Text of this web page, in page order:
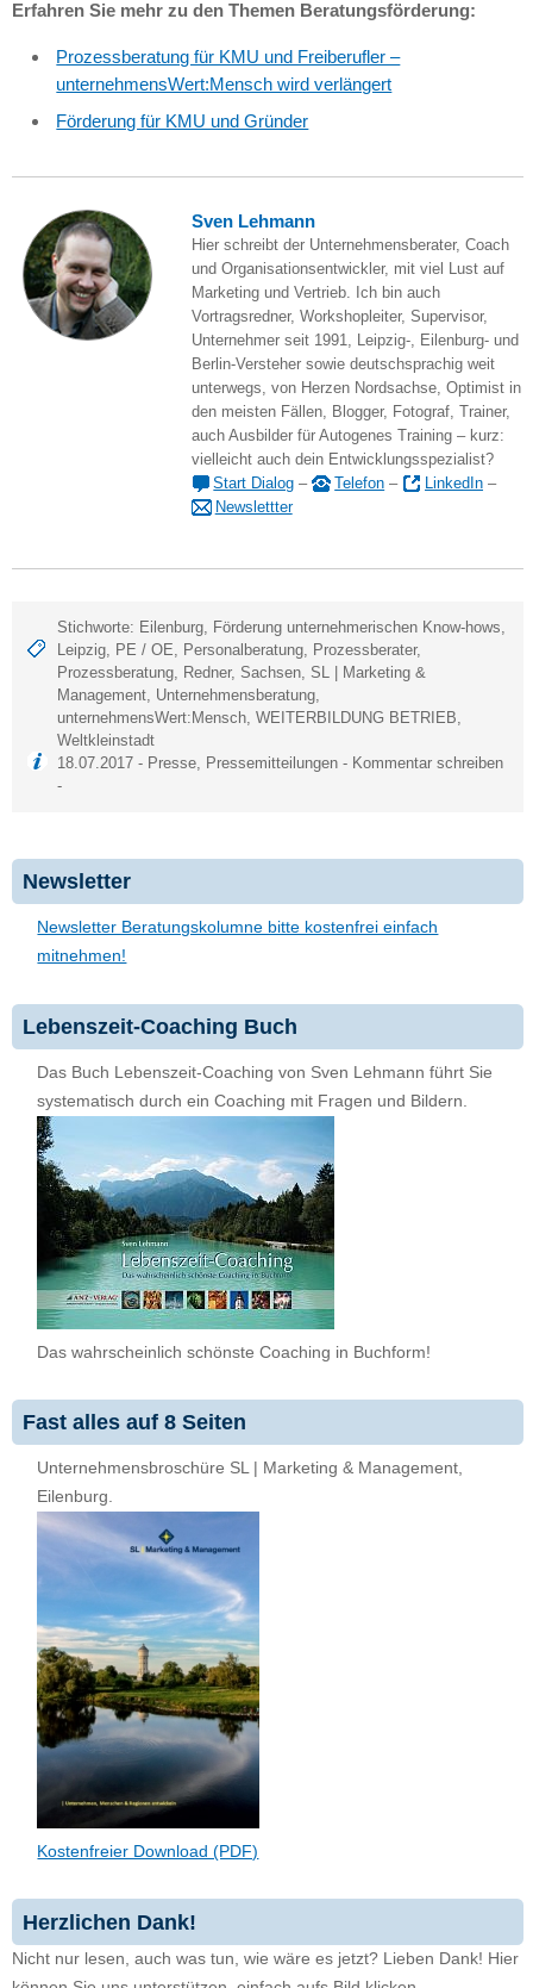
Erfahren Sie mehr zu den Themen Beratungsförderung:
Prozessberatung für KMU und Freiberufler –
unternehmensWert:Mensch wird verlängert
Förderung für KMU und Gründer
Sven Lehmann
Hier schreibt der Unternehmensberater, Coach
und Organisationsentwickler, mit viel Lust auf
Marketing und Vertrieb. Ich bin auch
Vortragsredner, Workshopleiter, Supervisor,
Unternehmer seit 1991, Leipzig-, Eilenburg- und
Berlin-Versteher sowie deutschsprachig weit
unterwegs, von Herzen Nordsachse, Optimist in
den meisten Fällen, Blogger, Fotograf, Trainer,
auch Ausbilder für Autogenes Training – kurz:
vielleicht auch dein Entwicklungsspezialist?
Start Dialog – Telefon – LinkedIn –
Newslettter
Stichworte: Eilenburg, Förderung unternehmerischen Know-hows,
Leipzig, PE / OE, Personalberatung, Prozessberater,
Prozessberatung, Redner,Sachsen,SL | Marketing &
Management, Unternehmensberatung,
unternehmensWert:Mensch,WEITERBILDUNG BETRIEB,
Weltkleinstadt
18.07.2017 - Presse, Pressemitteilungen - Kommentar schreiben
-
Newsletter
Newsletter Beratungskolumne bitte kostenfrei einfach
mitnehmen!
Lebenszeit-Coaching Buch
Das Buch Lebenszeit-Coaching von Sven Lehmann führt Sie
systematisch durch ein Coaching mit Fragen und Bildern.
Das wahrscheinlich schönste Coaching in Buchform!
Fast alles auf 8 Seiten
Unternehmensbroschüre SL | Marketing & Management,
Eilenburg.
Kostenfreier Download (PDF)
Herzlichen Dank!
Nicht nur lesen, auch was tun, wie wäre es jetzt? Lieben Dank! Hier